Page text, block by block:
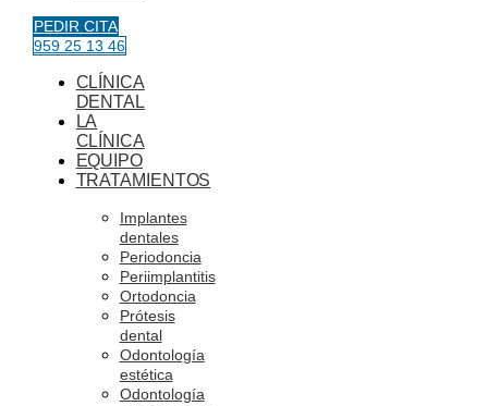
PEDIR CITA
959 25 13 46
CLÍNICA
DENTAL
LA
CLÍNICA
EQUIPO
TRATAMIENTOS
Implantes
dentales
Periodoncia
Periimplantitis
Ortodoncia
Prótesis
dental
Odontología
estética
Odontología